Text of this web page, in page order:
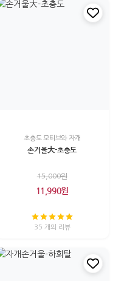
초충도 모티브와 자개
손거울大-초충도
15,000원
11,990원
35 개의 리뷰